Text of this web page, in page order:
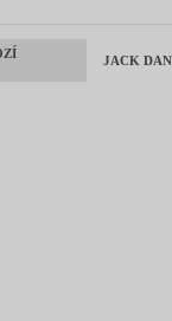
JACK